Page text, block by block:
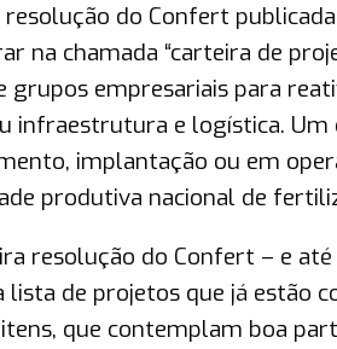
do Confert
na chamada “carteira de
grupos empresariais para
infraestrutura e logística.
implantação ou em
produtiva nacional de
resolução do Confert – e
lista de projetos que já estão
que contemplam boa